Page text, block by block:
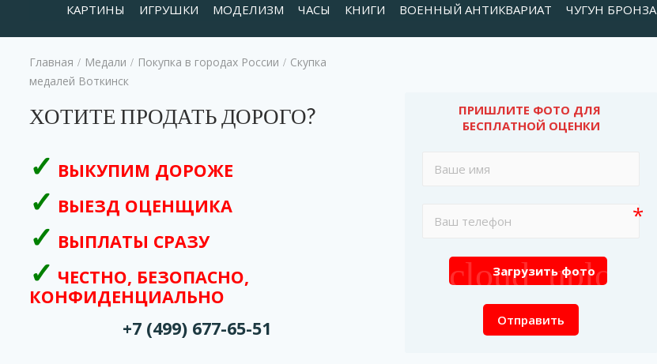
КАРТИНЫ
ИГРУШКИ МОДЕЛИЗМ ЧАСЫ КНИГИ ВОЕННЫЙ АНТИКВАРИАТ ЧУГУН БРОНЗА
Главная / Медали / Покупка в городах России / Скупка
медалей Воткинск
ХОТИТЕ ПРОДАТЬ ДОРОГО?
ВЫКУПИМ ДОРОЖЕ
ВЫЕЗД ОЦЕНЩИКА
ВЫПЛАТЫ СРАЗУ
ЧЕСТНО, БЕЗОПАСНО,
КОНФИДЕНЦИАЛЬНО
+7 (499) 677-65-51
ПРИШЛИТЕ ФОТО ДЛЯ
БЕСПЛАТНОЙ ОЦЕНКИ
cloud_upload
Загрузить фото
Отправить